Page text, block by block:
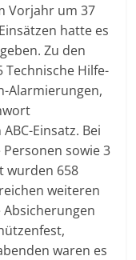
Vorjahr um 37
hatte es
Zu den
Technische Hilfe-
Alarmierungen,
Einsatz. Bei
sowie 3
wurden 658
weiteren
Absicherungen
waren es